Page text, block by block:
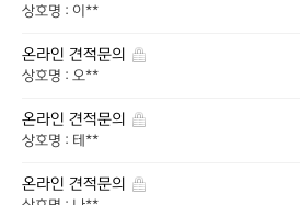
상호명 : 이**
온라인 견적문의
상호명 : 오**
온라인 견적문의
상호명 : 테**
온라인 견적문의